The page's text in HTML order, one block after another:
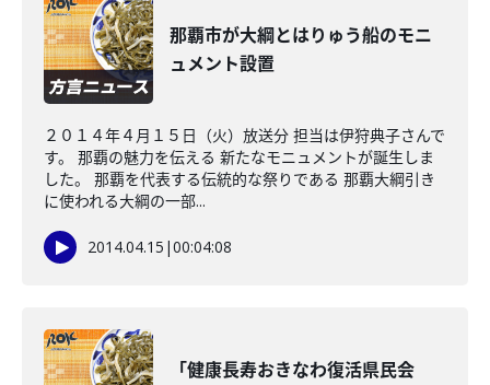
那覇市が大綱とはりゅう船のモニ
ュメント設置
２０１４年４月１５日（火）放送分 担当は伊狩典子さんで
す。 那覇の魅力を伝える 新たなモニュメントが誕生しま
した。 那覇を代表する伝統的な祭りである 那覇大綱引き
に使われる大綱の一部...
2014.04.15 |00:04:08
「健康長寿おきなわ復活県民会